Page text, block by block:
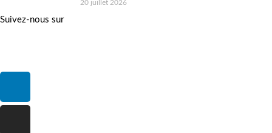
20 juillet 2026
Suivez-nous sur